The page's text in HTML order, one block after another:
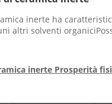
inerte ha
altri solventi
inerte Prosperità